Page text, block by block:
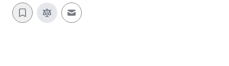
E-Mail an einen Freund